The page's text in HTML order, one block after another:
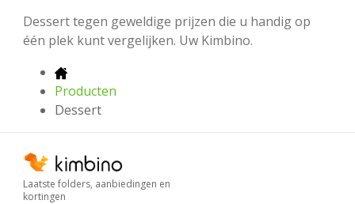
Dessert tegen geweldige prijzen die u handig op
één plek kunt vergelijken. Uw Kimbino.
Producten
Dessert
Laatste folders, aanbiedingen en
kortingen